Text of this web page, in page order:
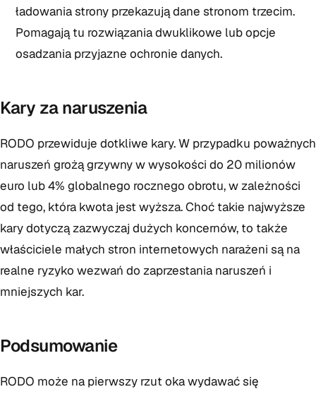
ładowania strony przekazują dane stronom trzecim.
Pomagają tu rozwiązania dwuklikowe lub opcje
osadzania przyjazne ochronie danych.
Kary za naruszenia
RODO przewiduje dotkliwe kary. W przypadku poważnych
naruszeń grożą grzywny w wysokości do 20 milionów
euro lub 4% globalnego rocznego obrotu, w zależności
od tego, która kwota jest wyższa. Choć takie najwyższe
kary dotyczą zazwyczaj dużych koncernów, to także
właściciele małych stron internetowych narażeni są na
realne ryzyko wezwań do zaprzestania naruszeń i
mniejszych kar.
Podsumowanie
RODO może na pierwszy rzut oka wydawać się